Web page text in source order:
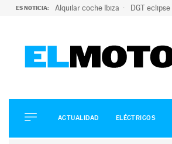
ES NOTICIA: Alquilar coche Ibiza DGT eclipse
ELÉCTRICOS
CONDUCIR
ACTUALIDAD ELÉCTRICOS